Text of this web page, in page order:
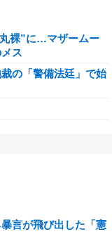
裸”に…マザームー
ス
の「警備法廷」で始
言が飛び出した「憲